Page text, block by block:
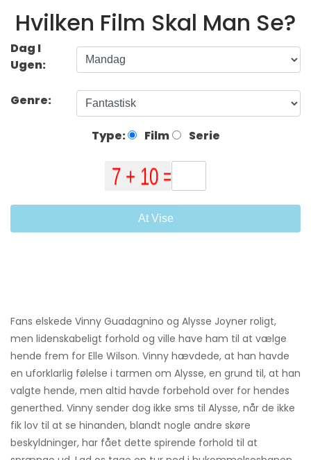
Hvilken Film Skal Man Se?
Dag I
Ugen:
Genre:
Type: Film Serie
At Vise
Fans elskede Vinny Guadagnino og Alysse Joyner roligt,
men lidenskabeligt forhold og ville have ham til at vælge
hende frem for Elle Wilson. Vinny hævdede, at han havde
en uforklarlig følelse i tarmen om Alysse, en grund til, at han
valgte hende, men altid havde forbehold over for hendes
generthed. Vinny sender dog ikke sms til Alysse, når de ikke
fik lov til at se hinanden, blandt nogle andre skøre
beskyldninger, har fået dette spirende forhold til at